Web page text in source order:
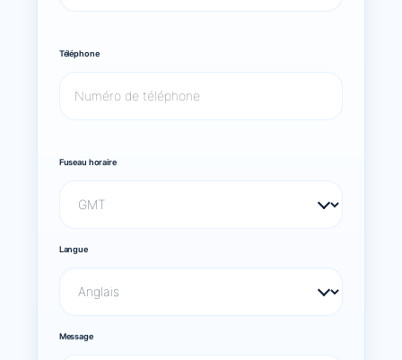
Téléphone
Fuseau horaire
Langue
Message